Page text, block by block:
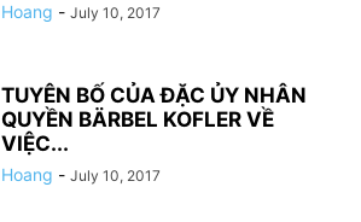
Hoang - July 10, 2017
TUYÊN BỐ CỦA ĐẶC ỦY NHÂN
QUYỀN BÄRBEL KOFLER VỀ
VIỆC...
Hoang - July 10, 2017